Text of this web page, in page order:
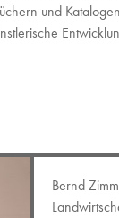
und
Bernd